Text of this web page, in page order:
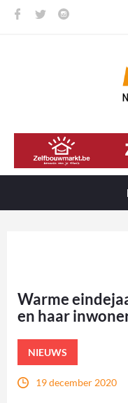
Warme
en haar
NIEUWS
19 december 2020